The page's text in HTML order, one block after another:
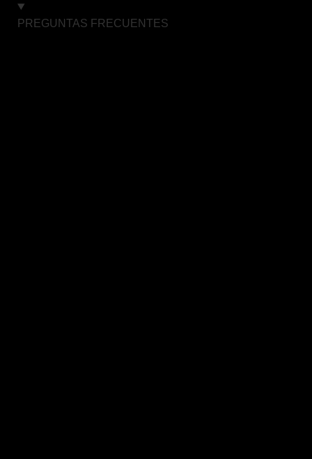
PREGUNTAS FRECUENTES